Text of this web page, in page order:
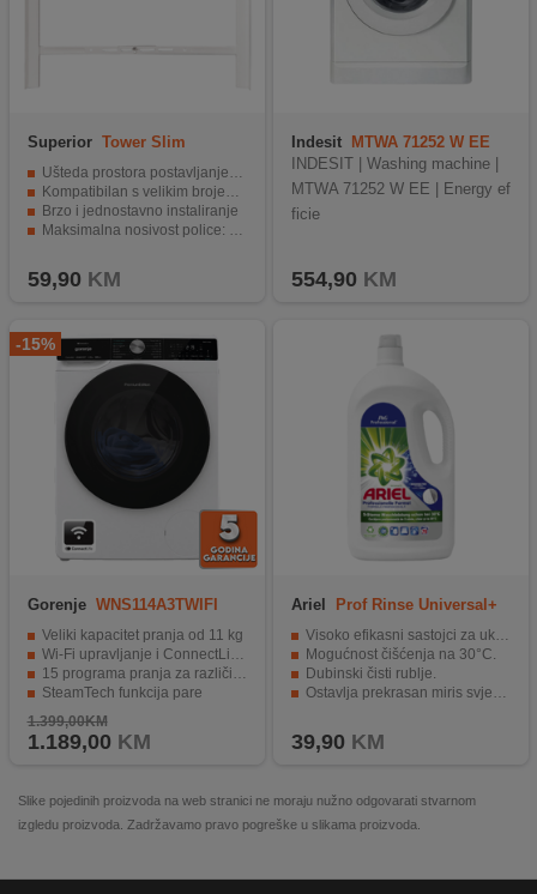
Superior Tower Slim
Ušteda prostora postavljanjem na perilicu rublja
Kompatibilan s velikim brojem modela
Brzo i jednostavno instaliranje
Maksimalna nosivost police: 100 kg
59,90 KM
Indesit
MTWA 71252 W EE
INDESIT | Washing machine |
MTWA 71252 W EE | Energy ef
ficie
554,90 KM
-15%
Gorenje WNS114A3TWIFI
Veliki kapacitet pranja od 11 kg
Wi-Fi upravljanje i ConnectLife aplikacija
15 programa pranja za različite potrebe
SteamTech funkcija pare
Aqua Stop zaštita za sigurniji rad
1.399,00KM
1.189,00 KM
Ariel
Prof Rinse Universal+
Visoko efikasni sastojci za uklanjanje mrlja.
Mogućnost čišćenja na 30°C.
Dubinski čisti rublje.
Ostavlja prekrasan miris svježine i čistoće.
39,90 KM
Slike pojedinih proizvoda na web stranici ne moraju nužno odgovarati stvarnom
izgledu proizvoda. Zadržavamo pravo pogreške u slikama proizvoda.